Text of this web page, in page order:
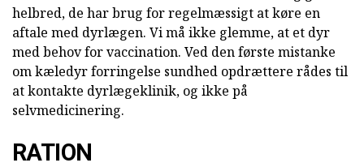
helbred, de har brug for regelmæssigt at køre en
aftale med dyrlægen. Vi må ikke glemme, at et dyr
med behov for vaccination. Ved den første mistanke
om kæledyr forringelse sundhed opdrættere rådes til
at kontakte dyrlægeklinik, og ikke på
selvmedicinering.
RATION